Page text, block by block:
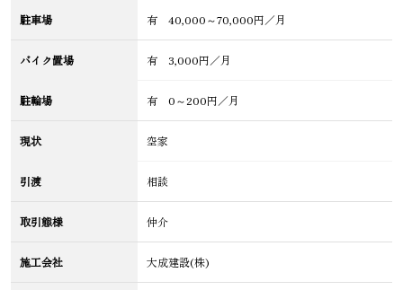
駐車場 有 40,000～70,000円／月
バイク置場 有 3,000円／月
駐輪場 有 0～200円／月
現状 空家
引渡 相談
取引態様 仲介
施工会社 大成建設(株)